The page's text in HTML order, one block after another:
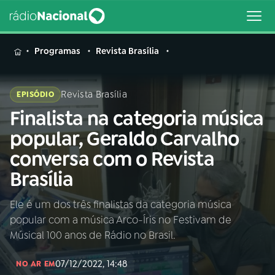
MENU
Buscar
na
Rádio
Nacional
Buscar
AO VIVO
01 INÍCIO
02A RÁDIO
Programas Revista Brasília
EPISÓDIO Revista Brasília
Finalista na categoria música
popular, Geraldo Carvalho
conversa com o Revista
Brasília
Ele é um dos três finalistas da categoria música
popular com a música Arco-Íris no Festivam de
Músical 100 anos de Rádio no Brasil.
NO AR EM07/12/2022, 14:48